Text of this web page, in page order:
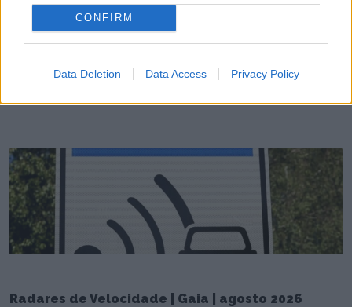
CONFIRM
Data Deletion Data Access Privacy Policy
andebol nacional e internacional
Radares de Velocidade | Gaia | agosto 2026